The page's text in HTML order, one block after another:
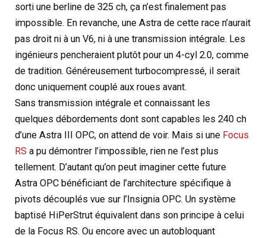
sorti une berline de 325 ch, ça n’est finalement pas
impossible. En revanche, une Astra de cette race n’aurait
pas droit ni à un V6, ni à une transmission intégrale. Les
ingénieurs pencheraient plutôt pour un 4-cyl 2.0, comme
de tradition. Généreusement turbocompressé, il serait
donc uniquement couplé aux roues avant.
Sans transmission intégrale et connaissant les
quelques débordements dont sont capables les 240 ch
d’une Astra III OPC, on attend de voir. Mais si une Focus
RS a pu démontrer l’impossible, rien ne l’est plus
tellement. D’autant qu’on peut imaginer cette future
Astra OPC bénéficiant de l’architecture spécifique à
pivots découplés vue sur l’Insignia OPC. Un système
baptisé HiPerStrut équivalent dans son principe à celui
de la Focus RS. Ou encore avec un autobloquant